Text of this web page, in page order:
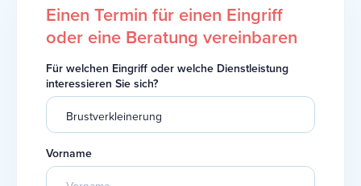
Einen Termin für einen Eingriff
oder eine Beratung vereinbaren
Für welchen Eingriff oder welche Dienstleistung
interessieren Sie sich?
Vorname